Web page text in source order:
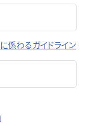
係わるガイドライン